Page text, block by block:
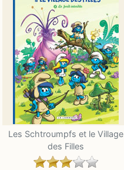
Les Schtroumpfs et le Village
des Filles